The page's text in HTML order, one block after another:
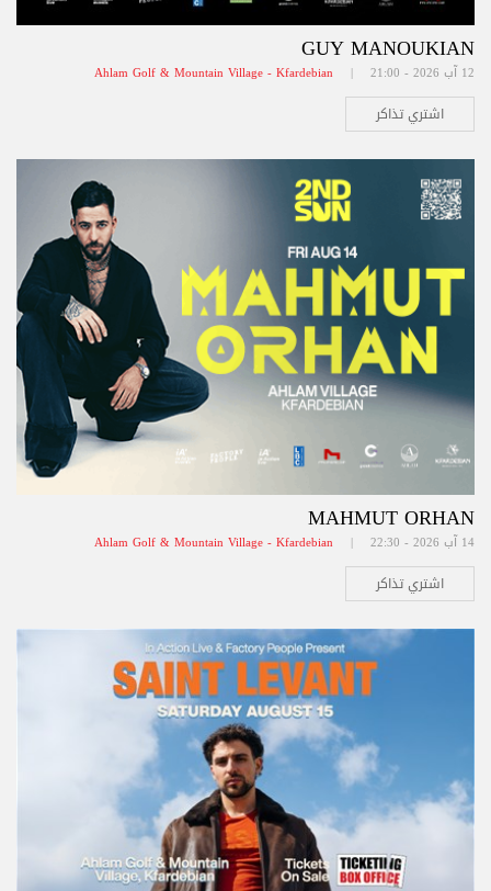
GUY MANOUKIAN
12 آب 2026 - 21:00 | Ahlam Golf & Mountain Village - Kfardebian
اشتري تذاكر
MAHMUT ORHAN
14 آب 2026 - 22:30 | Ahlam Golf & Mountain Village - Kfardebian
اشتري تذاكر